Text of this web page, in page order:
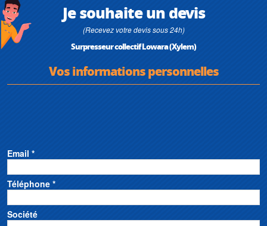
Je souhaite un devis
(Recevez votre devis sous 24h)
Surpresseur collectif Lowara (Xylem)
Vos informations personnelles
Email *
Téléphone *
Société